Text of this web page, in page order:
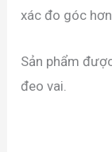
xác đo góc
Sản phẩm
đeo vai.